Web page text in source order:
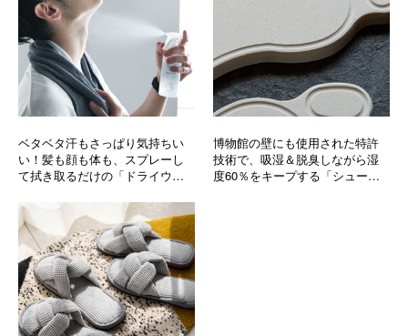
ベタベタ汗もさっぱり気持ちい
い！髪も顔も体も、スプレーし
て拭き取るだけの「ドライウォ
博物館の壁にも使用された特許
技術で、吸湿＆脱臭しながら湿
度60％をキープする「シューズ